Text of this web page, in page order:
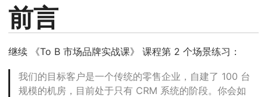
前言
继续 《To B 市场品牌实战课》 课程第 2 个场景练习：
我们的目标客户是一个传统的零售企业，自建了 100 台
规模的机房，目前处于只有 CRM 系统的阶段。你会如